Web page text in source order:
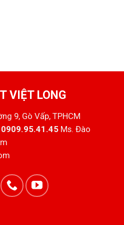
VIỆT LONG
9, Gò Vấp, TPHCM
0909.95.41.45 Ms. Đào